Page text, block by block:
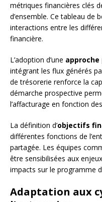
métriques financières clés
d’ensemble. Ce tableau de
interactions entre les
financière.
L’adoption d’une approche
intégrant les flux générés
de trésorerie renforce la
démarche prospective
l’affacturage en fonction
La définition d’objectifs
différentes fonctions de
partagée. Les équipes
être sensibilisées aux
impacts sur le programme
Adaptation aux